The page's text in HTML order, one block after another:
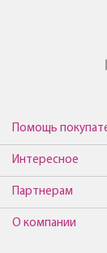
Помощь
Интересное
Партнерам
О компании